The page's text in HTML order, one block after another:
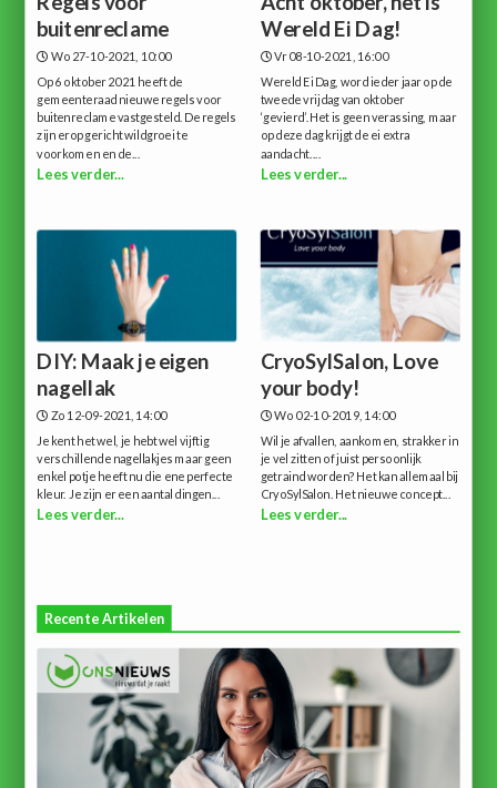
buitenreclame
Wo 27-10-2021, 10:00
Op 6 oktober 2021 heeft de
gemeenteraad nieuwe regels voor
buitenreclame vastgesteld. De regels
zijn erop gericht wildgroei te
voorkomen en de...
Lees verder...
Wereld Ei Dag!
Vr 08-10-2021, 16:00
Wereld Ei Dag, word ieder jaar op de
tweede vrijdag van oktober
‘gevierd’.Het is geen verassing, maar
op deze dag krijgt de ei extra
aandacht....
Lees verder...
DIY: Maak je eigen
nagellak
Zo 12-09-2021, 14:00
Je kent het wel, je hebt wel vijftig
verschillende nagellakjes maar geen
enkel potje heeft nu die ene perfecte
kleur. Je zijn er een aantal dingen...
Lees verder...
CryoSylSalon, Love
your body!
Wo 02-10-2019, 14:00
Wil je afvallen, aankomen, strakker in
je vel zitten of juist persoonlijk
getraind worden? Het kan allemaal bij
CryoSylSalon. Het nieuwe concept...
Lees verder...
Recente Artikelen